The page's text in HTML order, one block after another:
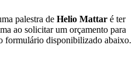
palestra de Helio Mattar é ter
ao solicitar um orçamento para
formulário disponibilizado abaixo.